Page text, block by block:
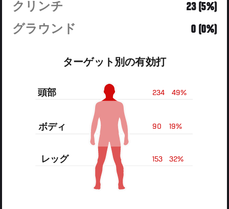
クリンチ
23 (5%)
グラウンド
0 (0%)
ターゲット別の有効打
49%
234
頭部
19%
90
ボディ
32%
153
レッグ